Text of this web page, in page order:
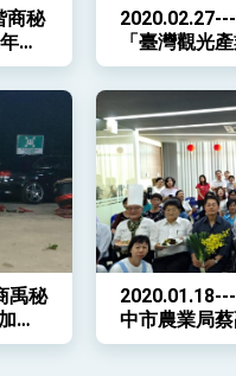
商秘
國
活
「臺灣觀光
禹秘
該
中市農業局
灣生產的大